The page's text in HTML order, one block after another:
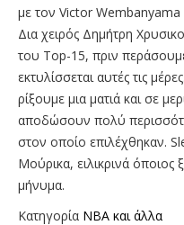
με τον Victor Wembanyama
Δια χειρός Δημήτρη
του Top-15, πριν
εκτυλίσσεται αυτές τις
ρίξουμε μια ματιά και σε
αποδώσουν πολύ
στον οποίο επιλέχθηκαν.
Μούρικα, ειλικρινά όποιος
μήνυμα.
Κατηγορία NBA και άλλα